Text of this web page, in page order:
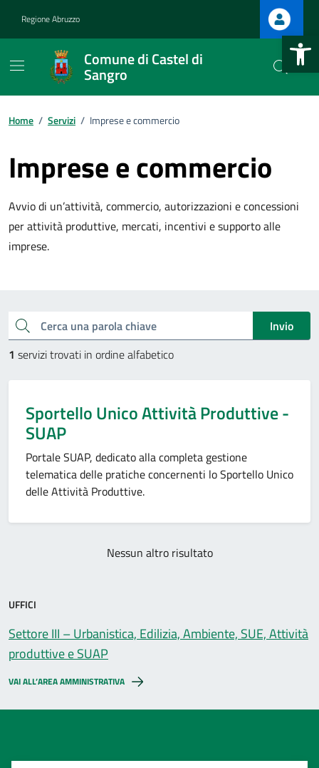
Apri la
Regione Abruzzo
Comune di Castel di
Sangro
Home / Servizi / Imprese e commercio
Imprese e commercio
Avvio di un’attività, commercio, autorizzazioni e concessioni
per attività produttive, mercati, incentivi e supporto alle
imprese.
Cerca una parola chiave
Invio
1 servizi trovati in ordine alfabetico
Sportello Unico Attività Produttive -
SUAP
Portale SUAP, dedicato alla completa gestione
telematica delle pratiche concernenti lo Sportello Unico
delle Attività Produttive.
Nessun altro risultato
UFFICI
Settore III – Urbanistica, Edilizia, Ambiente, SUE, Attività
produttive e SUAP
VAI ALL’AREA AMMINISTRATIVA